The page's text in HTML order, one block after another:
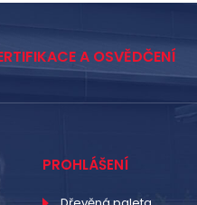
A OSVĚDČENÍ
PROHLÁŠENÍ